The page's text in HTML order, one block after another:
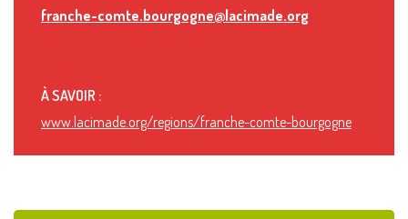
franche-comte.bourgogne@lacimade.org
À SAVOIR :
www.lacimade.org/regions/franche-comte-bourgogne